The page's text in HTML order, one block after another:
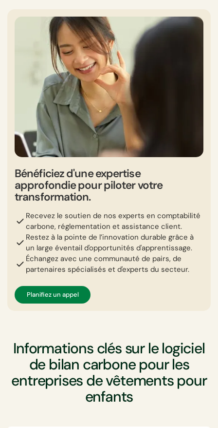
Bénéficiez d'une expertise
approfondie pour piloter votre
transformation.
Recevez le soutien de nos experts en comptabilité
carbone, réglementation et assistance client.
Restez à la pointe de l’innovation durable grâce à
un large éventail d'opportunités d'apprentissage.
Échangez avec une communauté de pairs, de
partenaires spécialisés et d'experts du secteur.
Planifiez un appel
Informations clés sur le logiciel
de bilan carbone pour les
entreprises de vêtements pour
enfants